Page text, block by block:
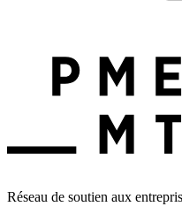
Réseau de soutien aux